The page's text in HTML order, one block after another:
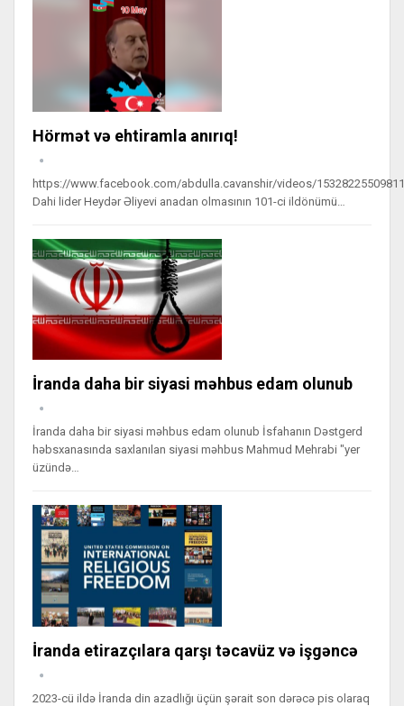
Hörmət və ehtiramla anırıq!
https://www.facebook.com/abdulla.cavanshir/videos/
Dahi lider Heydər Əliyevi anadan olmasının 101-ci ildönümü…
İranda daha bir siyasi məhbus edam olunub
İranda daha bir siyasi məhbus edam olunub İsfahanın Dəstgerd
həbsxanasında saxlanılan siyasi məhbus Mahmud Mehrabi "yer
üzündə…
İranda etirazçılara qarşı təcavüz və işgəncə
2023-cü ildə İranda din azadlığı üçün şərait son dərəcə pis olaraq